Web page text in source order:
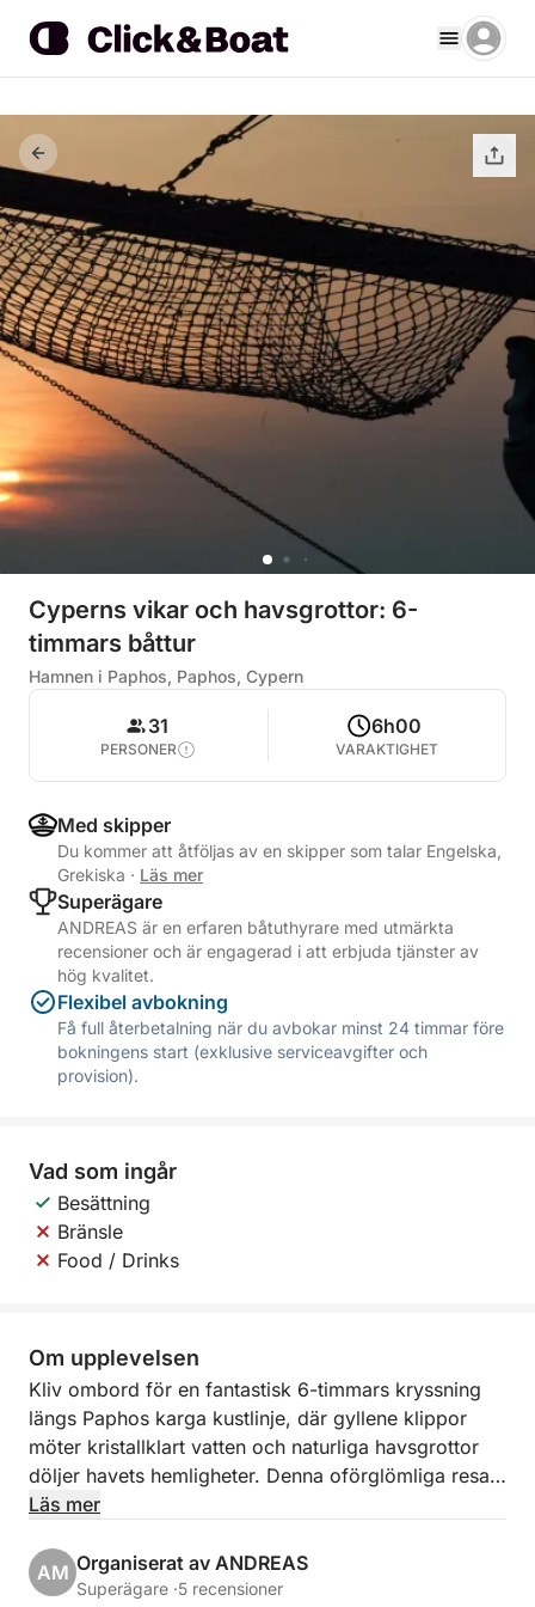
Cyperns vikar och havsgrottor: 6-
timmars båttur
Hamnen i Paphos, Paphos, Cypern
31
PERSONER
6h00
VARAKTIGHET
Med skipper
Du kommer att åtföljas av en skipper som talar Engelska,
Grekiska · Läs mer
Superägare
ANDREAS är en erfaren båtuthyrare med utmärkta
recensioner och är engagerad i att erbjuda tjänster av
hög kvalitet.
Flexibel avbokning
Få full återbetalning när du avbokar minst 24 timmar före
bokningens start (exklusive serviceavgifter och
provision).
Vad som ingår
Besättning
Bränsle
Food / Drinks
Om upplevelsen
Kliv ombord för en fantastisk 6-timmars kryssning
längs Paphos karga kustlinje, där gyllene klippor
möter kristallklart vatten och naturliga havsgrottor
döljer havets hemligheter. Denna oförglömliga resa
blandar naturskön avkoppling med en smak av
bortom stranden.
Läs mer
AM Organiserat av ANDREAS
Superägare ·5 recensioner